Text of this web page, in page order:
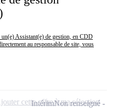
Assistant(e) de gestion, en CDD
au responsable de site, vous
IntérimNon renseigné
cette offre à ma sélection